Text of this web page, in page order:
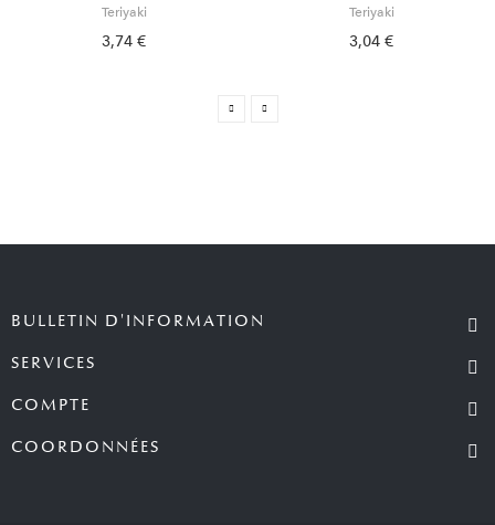
Teriyaki
3,74 €
Teriyaki
3,04 €
BULLETIN D'INFORMATION
SERVICES
COMPTE
COORDONNÉES